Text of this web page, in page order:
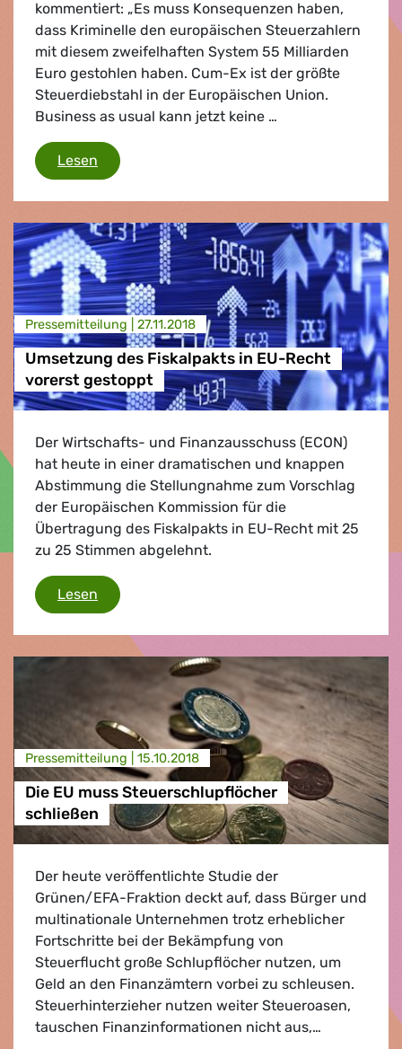
kommentiert: „Es muss Konsequenzen haben,
dass Kriminelle den europäischen Steuerzahlern
mit diesem zweifelhaften System 55 Milliarden
Euro gestohlen haben. Cum-Ex ist der größte
Steuerdiebstahl in der Europäischen Union.
Business as usual kann jetzt keine …
Lesen Europäisches Parlament fordert erstmalig
Presse­mitteilung | 27.11.2018
Umsetzung des Fiskalpakts in EU-Recht
vorerst gestoppt
Der Wirtschafts- und Finanzausschuss (ECON)
hat heute in einer dramatischen und knappen
Abstimmung die Stellungnahme zum Vorschlag
der Europäischen Kommission für die
Übertragung des Fiskalpakts in EU-Recht mit 25
zu 25 Stimmen abgelehnt.
Lesen Umsetzung des Fiskalpakts in EU-Recht
Presse­mitteilung | 15.10.2018
Die EU muss Steuerschlupflöcher
schließen
Der heute veröffentlichte Studie der
Grünen/EFA-Fraktion deckt auf, dass Bürger und
multinationale Unternehmen trotz erheblicher
Fortschritte bei der Bekämpfung von
Steuerflucht große Schlupflöcher nutzen, um
Geld an den Finanzämtern vorbei zu schleusen.
Steuerhinterzieher nutzen weiter Steueroasen,
tauschen Finanzinformationen nicht aus,…